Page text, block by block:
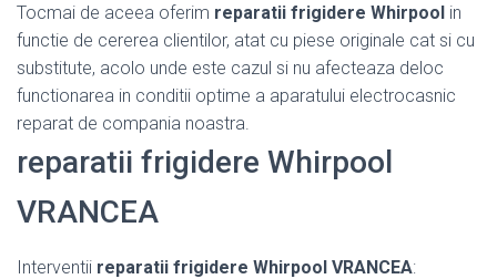
Tocmai de aceea oferim reparatii frigidere Whirpool in
functie de cererea clientilor, atat cu piese originale cat si cu
substitute, acolo unde este cazul si nu afecteaza deloc
functionarea in conditii optime a aparatului electrocasnic
reparat de compania noastra.
reparatii frigidere Whirpool
VRANCEA
Interventii reparatii frigidere Whirpool VRANCEA: